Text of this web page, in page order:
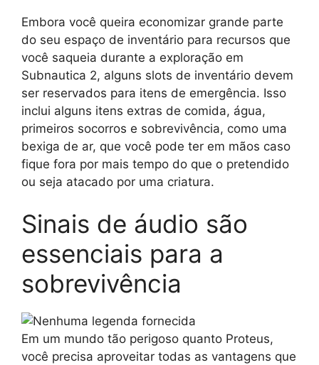
Embora você queira economizar grande parte
do seu espaço de inventário para recursos que
você saqueia durante a exploração em
Subnautica 2, alguns slots de inventário devem
ser reservados para itens de emergência. Isso
inclui alguns itens extras de comida, água,
primeiros socorros e sobrevivência, como uma
bexiga de ar, que você pode ter em mãos caso
fique fora por mais tempo do que o pretendido
ou seja atacado por uma criatura.
Sinais de áudio são
essenciais para a
sobrevivência
Em um mundo tão perigoso quanto Proteus,
você precisa aproveitar todas as vantagens que